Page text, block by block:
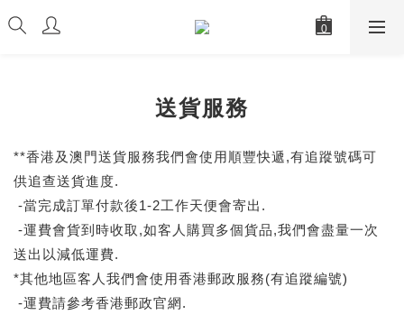
送貨服務
**香港及澳門送貨服務我們會使用順豐快遞,有追蹤號碼可
供追查送貨進度.
-當完成訂單付款後1-2工作天便會寄出.
-運費會貨到時收取,如客人購買多個貨品,我們會盡量一次
送出以減低運費.
*其他地區客人我們會使用香港郵政服務(有追蹤編號)
-運費請參考香港郵政官網.